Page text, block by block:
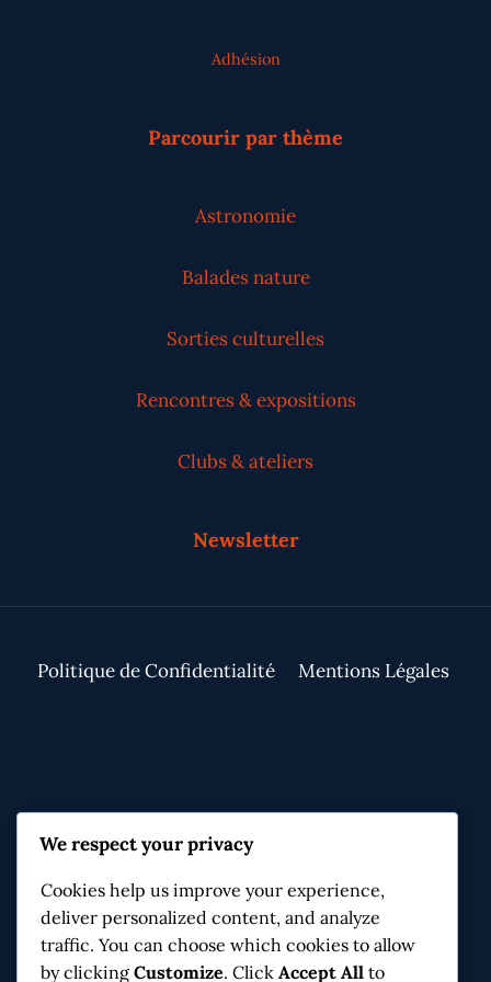
Adhésion
Parcourir par thème
Astronomie
Balades nature
Sorties culturelles
Rencontres & expositions
Clubs & ateliers
Newsletter
Politique de Confidentialité Mentions Légales
Contact & Infos
Moulin de Navitau, 3 ch. de l'Hirondelle
34170 Castelnau-le-Lez
connaissanceetpartage@gmail.com
We respect your privacy
Cookies help us improve your experience,
deliver personalized content, and analyze
traffic. You can choose which cookies to allow
by clicking Customize. Click Accept All to